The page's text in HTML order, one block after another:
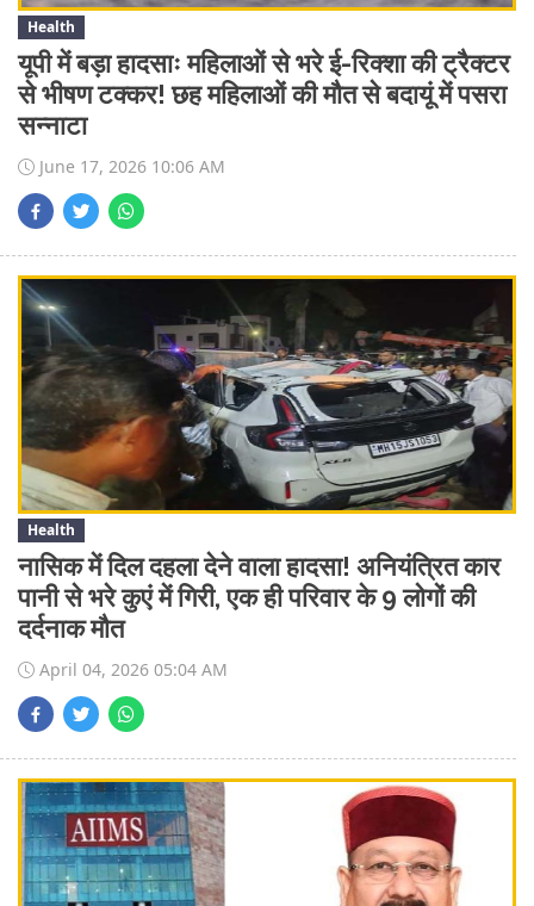
Health
यूपी में बड़ा हादसाः महिलाओं से भरे ई-रिक्शा की ट्रैक्टर
से भीषण टक्कर! छह महिलाओं की मौत से बदायूं में पसरा
सन्नाटा
June 17, 2026 10:06 AM
Health
नासिक में दिल दहला देने वाला हादसा! अनियंत्रित कार
पानी से भरे कुएं में गिरी, एक ही परिवार के 9 लोगों की
दर्दनाक मौत
April 04, 2026 05:04 AM